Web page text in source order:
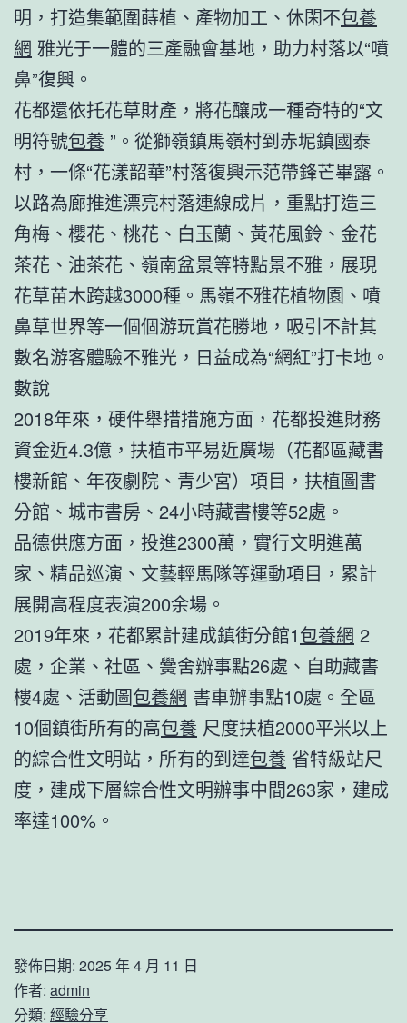
明，打造集範圍蒔植、產物加工、休閑不包養
網 雅光于一體的三產融會基地，助力村落以“噴
鼻”復興。
花都還依托花草財產，將花釀成一種奇特的“文
明符號包養 ”。從獅嶺鎮馬嶺村到赤坭鎮國泰
村，一條“花漾韶華”村落復興示范帶鋒芒畢露。
以路為廊推進漂亮村落連線成片，重點打造三
角梅、櫻花、桃花、白玉蘭、黃花風鈴、金花
茶花、油茶花、嶺南盆景等特點景不雅，展現
花草苗木跨越3000種。馬嶺不雅花植物園、噴
鼻草世界等一個個游玩賞花勝地，吸引不計其
數名游客體驗不雅光，日益成為“網紅”打卡地。
數說
2018年來，硬件舉措措施方面，花都投進財務
資金近4.3億，扶植市平易近廣場（花都區藏書
樓新館、年夜劇院、青少宮）項目，扶植圖書
分館、城市書房、24小時藏書樓等52處。
品德供應方面，投進2300萬，實行文明進萬
家、精品巡演、文藝輕馬隊等運動項目，累計
展開高程度表演200余場。
2019年來，花都累計建成鎮街分館1包養網 2
處，企業、社區、黌舍辦事點26處、自助藏書
樓4處、活動圖包養網 書車辦事點10處。全區
10個鎮街所有的高包養 尺度扶植2000平米以上
的綜合性文明站，所有的到達包養 省特級站尺
度，建成下層綜合性文明辦事中間263家，建成
率達100%。
發佈日期: 2025 年 4 月 11 日
作者: admin
分類: 經驗分享